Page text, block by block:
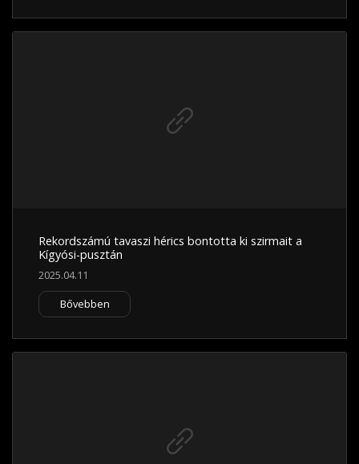
Rekordszámú tavaszi hérics bontotta ki szirmait a
Kígyósi-pusztán
2025.04.11
Bővebben